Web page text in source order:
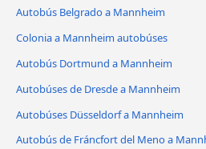
Autobús Belgrado a Mannheim
Colonia a Mannheim autobúses
Autobús Dortmund a Mannheim
Autobúses de Dresde a Mannheim
Autobúses Düsseldorf a Mannheim
Autobús de Fráncfort del Meno a